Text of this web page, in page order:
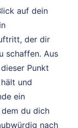
auf dein
der dir
schaffen. Aus
Punkt
und
ein
du dich
nach